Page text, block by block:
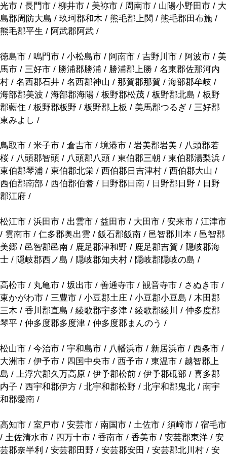
光市 / 長門市 / 柳井市 / 美祢市 / 周南市 / 山陽小野田市 / 大
島郡周防大島 / 玖珂郡和木 / 熊毛郡上関 / 熊毛郡田布施 /
熊毛郡平生 / 阿武郡阿武 /
徳島市 / 鳴門市 / 小松島市 / 阿南市 / 吉野川市 / 阿波市 / 美
馬市 / 三好市 / 勝浦郡勝浦 / 勝浦郡上勝 / 名東郡佐那河内
村 / 名西郡石井 / 名西郡神山 / 那賀郡那賀 / 海部郡牟岐 /
海部郡美波 / 海部郡海陽 / 板野郡松茂 / 板野郡北島 / 板野
郡藍住 / 板野郡板野 / 板野郡上板 / 美馬郡つるぎ / 三好郡
東みよし /
鳥取市 / 米子市 / 倉吉市 / 境港市 / 岩美郡岩美 / 八頭郡若
桜 / 八頭郡智頭 / 八頭郡八頭 / 東伯郡三朝 / 東伯郡湯梨浜 /
東伯郡琴浦 / 東伯郡北栄 / 西伯郡日吉津村 / 西伯郡大山 /
西伯郡南部 / 西伯郡伯耆 / 日野郡日南 / 日野郡日野 / 日野
郡江府 /
松江市 / 浜田市 / 出雲市 / 益田市 / 大田市 / 安来市 / 江津市
/ 雲南市 / 仁多郡奥出雲 / 飯石郡飯南 / 邑智郡川本 / 邑智郡
美郷 / 邑智郡邑南 / 鹿足郡津和野 / 鹿足郡吉賀 / 隠岐郡海
士 / 隠岐郡西ノ島 / 隠岐郡知夫村 / 隠岐郡隠岐の島 /
高松市 / 丸亀市 / 坂出市 / 善通寺市 / 観音寺市 / さぬき市 /
東かがわ市 / 三豊市 / 小豆郡土庄 / 小豆郡小豆島 / 木田郡
三木 / 香川郡直島 / 綾歌郡宇多津 / 綾歌郡綾川 / 仲多度郡
琴平 / 仲多度郡多度津 / 仲多度郡まんのう /
松山市 / 今治市 / 宇和島市 / 八幡浜市 / 新居浜市 / 西条市 /
大洲市 / 伊予市 / 四国中央市 / 西予市 / 東温市 / 越智郡上
島 / 上浮穴郡久万高原 / 伊予郡松前 / 伊予郡砥部 / 喜多郡
内子 / 西宇和郡伊方 / 北宇和郡松野 / 北宇和郡鬼北 / 南宇
和郡愛南 /
高知市 / 室戸市 / 安芸市 / 南国市 / 土佐市 / 須崎市 / 宿毛市
/ 土佐清水市 / 四万十市 / 香南市 / 香美市 / 安芸郡東洋 / 安
芸郡奈半利 / 安芸郡田野 / 安芸郡安田 / 安芸郡北川村 / 安